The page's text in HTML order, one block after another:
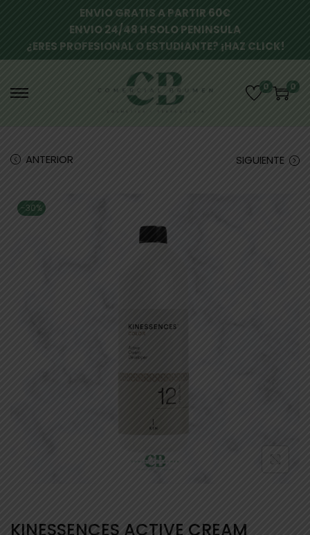
ENVIO GRATIS A PARTIR 60€
ENVIO 24/48 H SOLO PENINSULA
¿ERES PROFESIONAL O ESTUDIANTE? ¡HAZ CLICK!
0 0
ANTERIOR SIGUIENTE
-30%
KINESSENCES ACTIVE CREAM